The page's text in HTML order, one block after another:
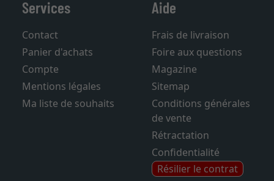
Services
Contact
Panier d'achats
Compte
Mentions légales
Ma liste de souhaits
Aide
Frais de livraison
Foire aux questions
Magazine
Sitemap
Conditions générales
de vente
Rétractation
Confidentialité
Résilier le contrat